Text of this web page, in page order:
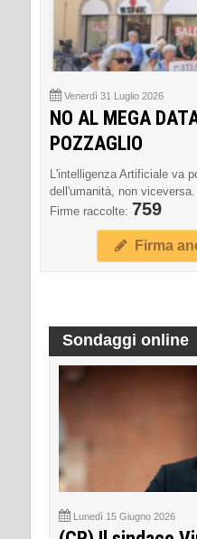
Venerdì 31 Luglio 2026
NO AL MEGA
POZZAGLIO
L'intelligenza Artificiale va
dell'umanità, non viceversa.
Firme raccolte: 759
Firma
Sondaggi online
Lunedì 15 Giugno 2026